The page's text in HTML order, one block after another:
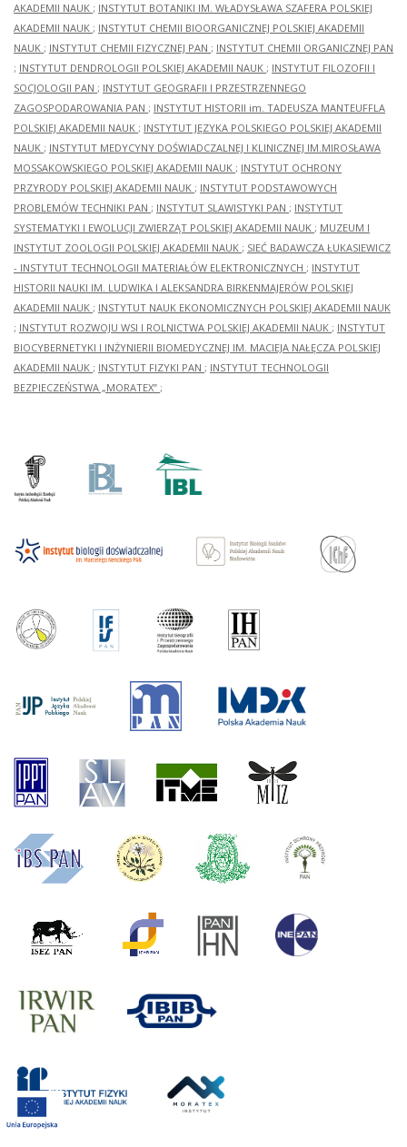
AKADEMII NAUK ; INSTYTUT BOTANIKI IM. WŁADYSŁAWA SZAFERA POLSKIEJ
AKADEMII NAUK ; INSTYTUT CHEMII BIOORGANICZNEJ POLSKIEJ AKADEMII
NAUK ; INSTYTUT CHEMII FIZYCZNEJ PAN ; INSTYTUT CHEMII ORGANICZNEJ PAN
; INSTYTUT DENDROLOGII POLSKIEJ AKADEMII NAUK ; INSTYTUT FILOZOFII I
SOCJOLOGII PAN ; INSTYTUT GEOGRAFII I PRZESTRZENNEGO
ZAGOSPODAROWANIA PAN ; INSTYTUT HISTORII im. TADEUSZA MANTEUFFLA
POLSKIEJ AKADEMII NAUK ; INSTYTUT JĘZYKA POLSKIEGO POLSKIEJ AKADEMII
NAUK ; INSTYTUT MEDYCYNY DOŚWIADCZALNEJ I KLINICZNEJ IM.MIROSŁAWA
MOSSAKOWSKIEGO POLSKIEJ AKADEMII NAUK ; INSTYTUT OCHRONY
PRZYRODY POLSKIEJ AKADEMII NAUK ; INSTYTUT PODSTAWOWYCH
PROBLEMÓW TECHNIKI PAN ; INSTYTUT SLAWISTYKI PAN ; INSTYTUT
SYSTEMATYKI I EWOLUCJI ZWIERZĄT POLSKIEJ AKADEMII NAUK ; MUZEUM I
INSTYTUT ZOOLOGII POLSKIEJ AKADEMII NAUK ; SIEĆ BADAWCZA ŁUKASIEWICZ
- INSTYTUT TECHNOLOGII MATERIAŁÓW ELEKTRONICZNYCH ; INSTYTUT
HISTORII NAUKI IM. LUDWIKA I ALEKSANDRA BIRKENMAJERÓW POLSKIEJ
AKADEMII NAUK ; INSTYTUT NAUK EKONOMICZNYCH POLSKIEJ AKADEMII NAUK
; INSTYTUT ROZWOJU WSI I ROLNICTWA POLSKIEJ AKADEMII NAUK ; INSTYTUT
BIOCYBERNETYKI I INŻYNIERII BIOMEDYCZNEJ IM. MACIEJA NAŁĘCZA POLSKIEJ
AKADEMII NAUK ; INSTYTUT FIZYKI PAN ; INSTYTUT TECHNOLOGII
BEZPIECZEŃSTWA „MORATEX” ;